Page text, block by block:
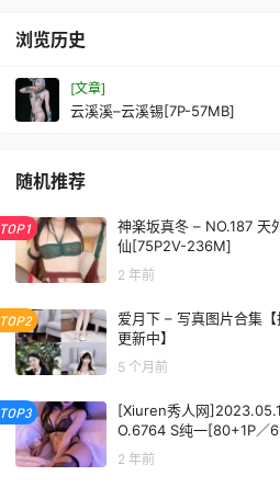
浏览历史
[文章]
云溪溪–云溪锡[7P-57MB]
随机推荐
TOP1
神楽坂真冬 – NO.187 天
仙[75P2V-236M]
2 年前
TOP2
爱月下 – 写真图片合集【
更新中】
5 个月前
TOP3
[Xiuren秀人网
O.6764 S纯一[80+1P／
2 年前